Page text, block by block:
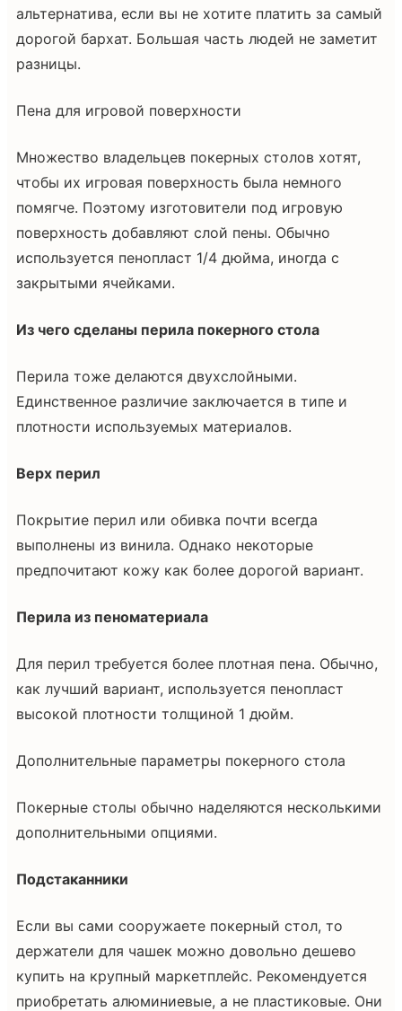
альтернатива, если вы не хотите платить за самый
дорогой бархат. Большая часть людей не заметит
разницы.
Пена для игровой поверхности
Множество владельцев покерных столов хотят,
чтобы их игровая поверхность была немного
помягче. Поэтому изготовители под игровую
поверхность добавляют слой пены. Обычно
используется пенопласт 1/4 дюйма, иногда с
закрытыми ячейками.
Из чего сделаны перила покерного стола
Перила тоже делаются двухслойными.
Единственное различие заключается в типе и
плотности используемых материалов.
Верх перил
Покрытие перил или обивка почти всегда
выполнены из винила. Однако некоторые
предпочитают кожу как более дорогой вариант.
Перила из пеноматериала
Для перил требуется более плотная пена. Обычно,
как лучший вариант, используется пенопласт
высокой плотности толщиной 1 дюйм.
Дополнительные параметры покерного стола
Покерные столы обычно наделяются несколькими
дополнительными опциями.
Подстаканники
Если вы сами сооружаете покерный стол, то
держатели для чашек можно довольно дешево
купить на крупный маркетплейс. Рекомендуется
приобретать алюминиевые, а не пластиковые. Они